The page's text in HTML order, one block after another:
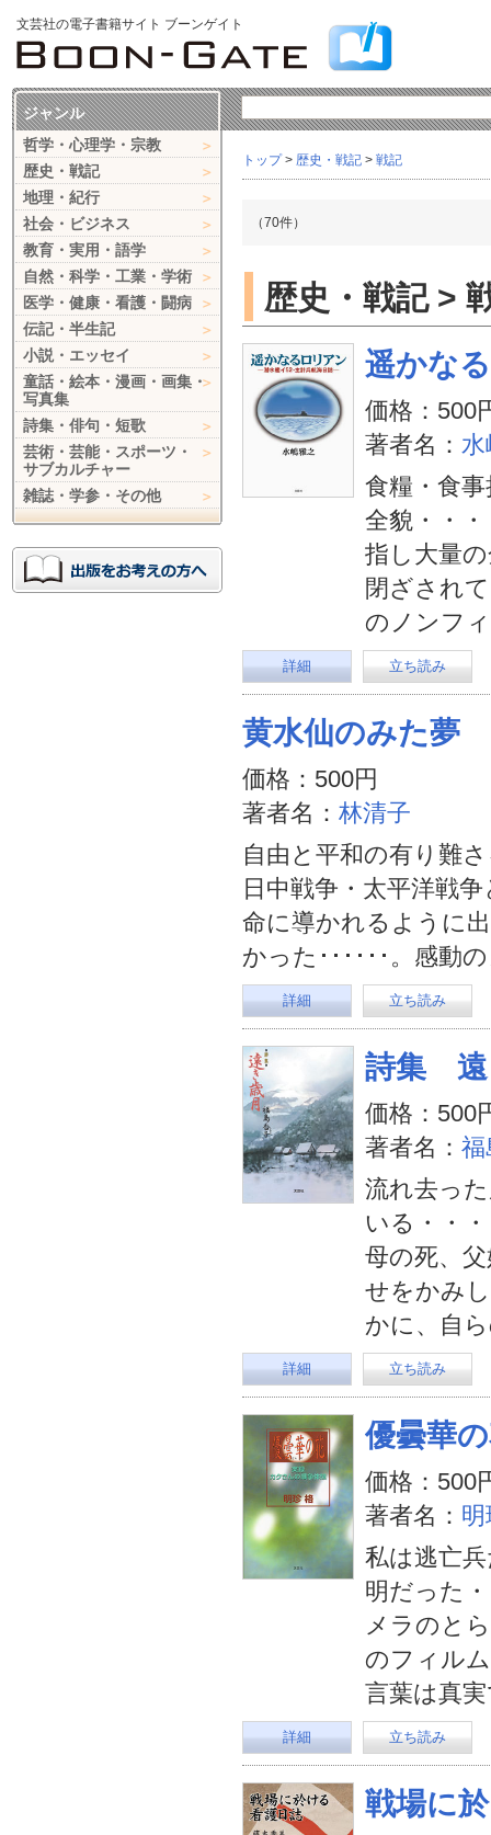
文芸社の電子書籍サイト ブーンゲイト
トップ> 歴史・戦記 > 戦記
（70件）
歴史・戦記 >
遥かな
価格：500
著者名： 水
食糧・食
全貌・・
指し大量
閉ざされ
のノンフ
詳細 立ち読み
黄水仙のみた夢
価格：500円
著者名： 林清子
自由と平和の有り難
日中戦争・太平洋戦
命に導かれるように
かった･･････。感動
詳細 立ち読み
詩集 遠
価格：500
著者名： 福
流れ去っ
いる・・
母の死、
せをかみ
かに、自
詳細 立ち読み
優曇華
価格：500
著者名：
私は逃亡
明だった
メラのと
のフィル
言葉は真
詳細 立ち読み
戦場に
ジャンル
哲学・心理学・宗教
歴史・戦記
地理・紀行
社会・ビジネス
教育・実用・語学
自然・科学・工業・学術
医学・健康・看護・闘病
伝記・半生記
小説・エッセイ
童話・絵本・漫画・画集・
写真集
詩集・俳句・短歌
芸術・芸能・スポーツ・
サブカルチャー
雑誌・学参・その他